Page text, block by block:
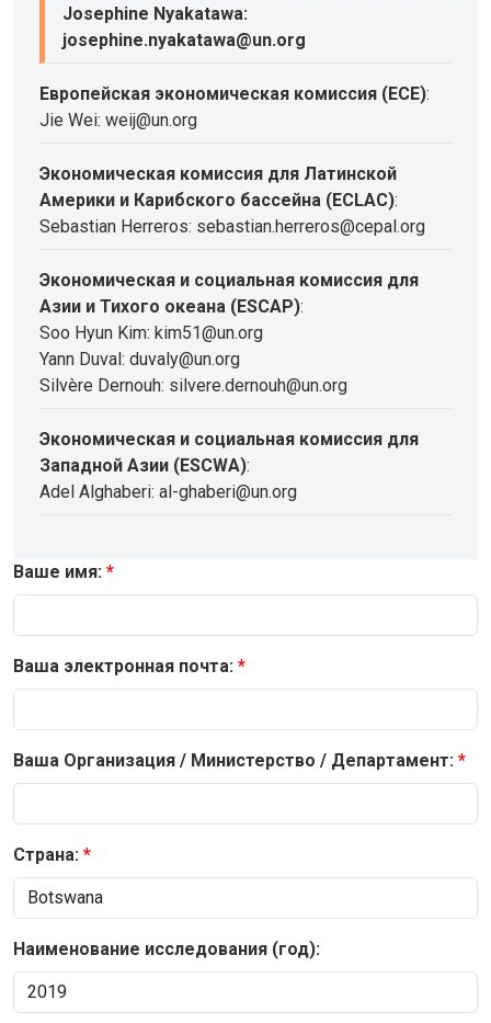
Josephine Nyakatawa:
josephine.nyakatawa@un.org
Европейская экономическая комиссия (ECE):
Jie Wei: weij@un.org
Экономическая комиссия для Латинской
Америки и Карибского бассейна (ECLAC):
Sebastian Herreros: sebastian.herreros@cepal.org
Экономическая и социальная комиссия для
Азии и Тихого океана (ESCAP):
Soo Hyun Kim: kim51@un.org
Yann Duval: duvaly@un.org
Silvère Dernouh: silvere.dernouh@un.org
Экономическая и социальная комиссия для
Западной Азии (ESCWA):
Adel Alghaberi: al-ghaberi@un.org
Ваше имя:
Ваша электронная почта:
Ваша Организация / Министерство / Департамент:
Страна:
Наименование исследования (год):